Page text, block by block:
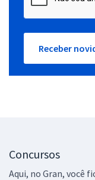
Receber
Concursos
Aqui, no Gran, você